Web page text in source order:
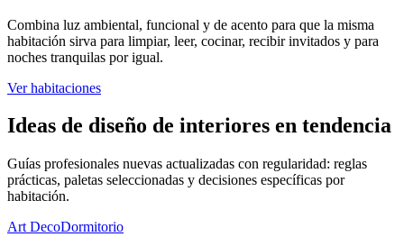
Combina luz ambiental, funcional y de acento para que la misma
habitación sirva para limpiar, leer, cocinar, recibir invitados y para
noches tranquilas por igual.
Ver habitaciones
Ideas de diseño de interiores en tendencia
Guías profesionales nuevas actualizadas con regularidad: reglas
prácticas, paletas seleccionadas y decisiones específicas por
habitación.
Art DecoDormitorio